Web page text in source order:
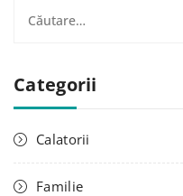
t
ă
d
p
Categorii
Calatorii
Familie